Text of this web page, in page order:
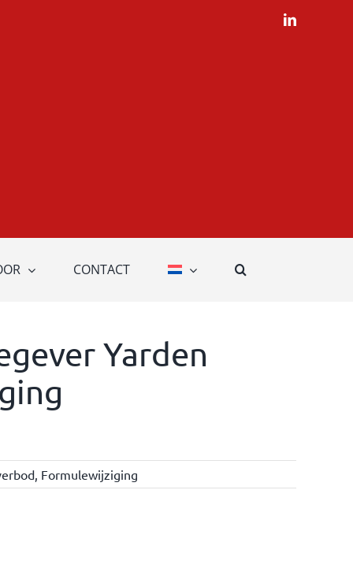
LinkedIn
CONTACT
Yarden
, Formulewijziging